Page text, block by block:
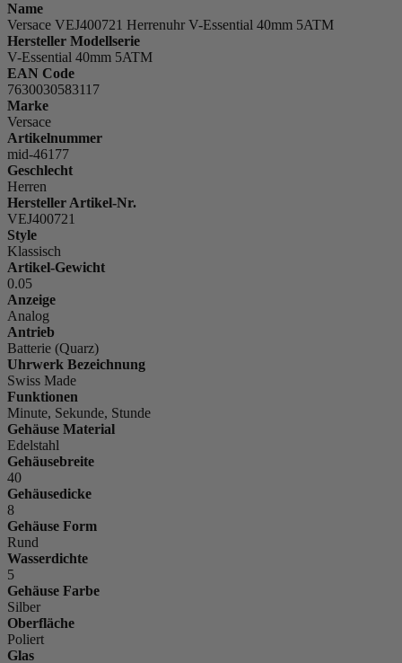
Name
Versace VEJ400721 Herrenuhr V-Essential 40mm 5ATM
Hersteller Modellserie
V-Essential 40mm 5ATM
EAN Code
7630030583117
Marke
Versace
Artikelnummer
mid-46177
Geschlecht
Herren
Hersteller Artikel-Nr.
VEJ400721
Style
Klassisch
Artikel-Gewicht
0.05
Anzeige
Analog
Antrieb
Batterie (Quarz)
Uhrwerk Bezeichnung
Swiss Made
Funktionen
Minute, Sekunde, Stunde
Gehäuse Material
Edelstahl
Gehäusebreite
40
Gehäusedicke
8
Gehäuse Form
Rund
Wasserdichte
5
Gehäuse Farbe
Silber
Oberfläche
Poliert
Glas